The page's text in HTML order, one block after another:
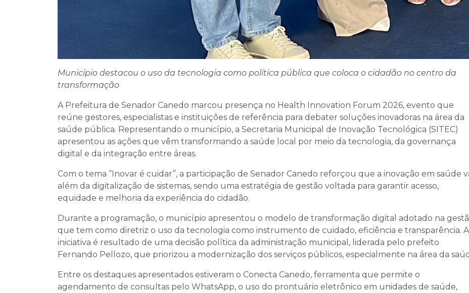
Município destacou o uso da tecnologia como política pública que coloca o cidadão no centro da
transformação
A Prefeitura de Senador Canedo marcou presença no Health Innovation Forum 2026, evento que
reúne gestores, especialistas e instituições de referência para debater soluções inovadoras na área da
saúde pública. Representando o município, a Secretaria Municipal de Inovação Tecnológica (SITEC)
apresentou as ações que vêm transformando a saúde local por meio da tecnologia, da governança
digital e da integração entre áreas.
Com o tema “Inovar é cuidar”, a participação de Senador Canedo reforçou que a inovação em saúde
além da digitalização de sistemas, sendo uma estratégia de gestão voltada para garantir acesso,
equidade e melhoria da experiência do cidadão.
Durante a programação, o município apresentou o modelo de transformação digital adotado na
que tem como diretriz o uso da tecnologia como instrumento de cuidado, eficiência e transparência. A
iniciativa é resultado de uma decisão política da administração municipal, liderada pelo prefeito
Fernando Pellozo, que priorizou a modernização dos serviços públicos, especialmente na área da
Entre os destaques apresentados estiveram o Conecta Canedo, ferramenta que permite o
agendamento de consultas pelo WhatsApp, o uso do prontuário eletrônico em unidades de saúde,